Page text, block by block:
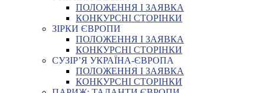
ПОЛОЖЕННЯ І ЗАЯВКА
КОНКУРСНІ СТОРІНКИ
ЗІРКИ ЄВРОПИ
ПОЛОЖЕННЯ І ЗАЯВКА
КОНКУРСНІ СТОРІНКИ
СУЗІР’Я УКРАЇНА-ЄВРОПА
ПОЛОЖЕННЯ І ЗАЯВКА
КОНКУРСНІ СТОРІНКИ